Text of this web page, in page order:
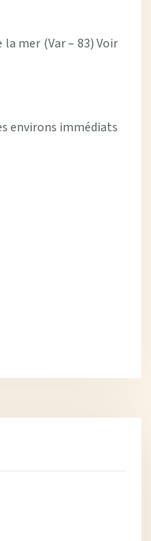
mer (Var – 83) Voir
environs immédiats